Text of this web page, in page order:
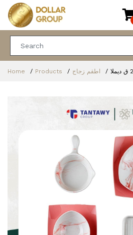
Home Products اطقم زجاج